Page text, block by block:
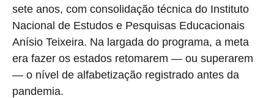
sete anos, com consolidação técnica do Instituto
Nacional de Estudos e Pesquisas Educacionais
Anísio Teixeira. Na largada do programa, a meta
era fazer os estados retomarem — ou superarem
— o nível de alfabetização registrado antes da
pandemia.